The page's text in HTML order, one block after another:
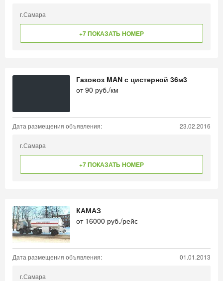
г.Самара
+7 ПОКАЗАТЬ НОМЕР
Газовоз MAN с цистерной 36м3
от90 руб./км
Дата размещения объявления: 23.02.2016
г.Самара
+7 ПОКАЗАТЬ НОМЕР
КАМАЗ
от 16000 руб./рейс
Дата размещения объявления: 01.01.2013
г.Самара